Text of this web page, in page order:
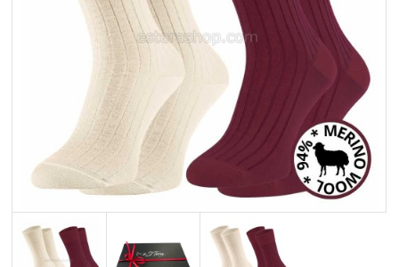
Merynos trekking
Merynos bezuciskowe
Kaszmir stopki
Bawełna
Bawełna egipska maco